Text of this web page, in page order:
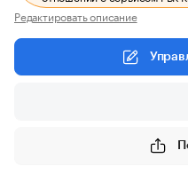
Редактировать описание